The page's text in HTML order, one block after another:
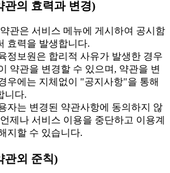
관의 효력과 변경)
관은 서비스 메뉴에 게시하여 공시함
효력을 발생합니다.
정보원은 합리적 사유가 발생한 경우
약관을 변경할 수 있으며, 약관을 변
우에는 지체없이 "공지사항"을 통해
니다.
자는 변경된 약관사항에 동의하지 않
제나 서비스 이용을 중단하고 이용계
지할 수 있습니다.
관외 준칙)